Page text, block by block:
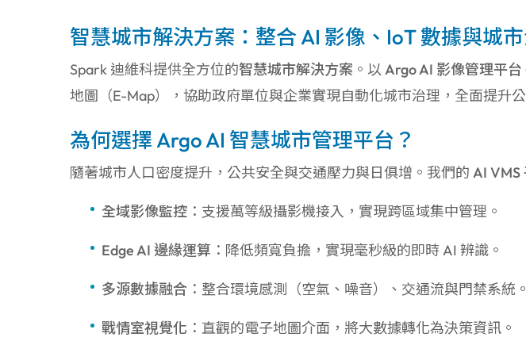
智慧城市解決方案：整合 AI 影像、IoT 數據與城
Spark 迪維科提供全方位的智慧城市解決方案 。以 Argo AI 影像管理平台
地圖（E-Map），協助政府單位與企業實現自動化城市治理，全面提升
為何選擇 Argo AI 智慧城市管理平台？
隨著城市人口密度提升，公共安全與交通壓力與日俱增。我們的 AI VMS
全域影像監控 ：支援萬等級攝影機接入，實現跨區域集中管理。
Edge AI 邊緣運算 ：降低頻寬負擔，實現毫秒級的即時 AI 辨識。
多源數據融合 ：整合環境感測（空氣、噪音）、交通流與門禁系統。
戰情室視覺化 ：直觀的電子地圖介面，將大數據轉化為決策資訊。